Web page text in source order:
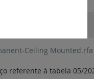
Ceiling Mounted.rfa
referente à tabela 05/